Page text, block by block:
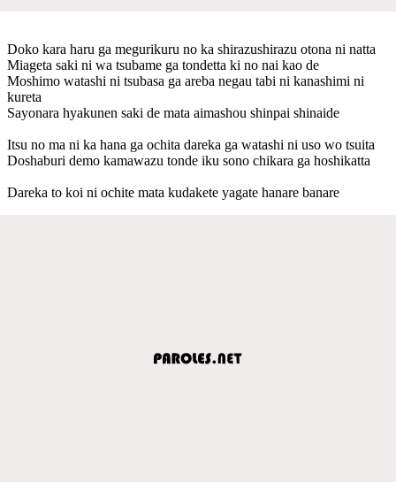
Doko kara haru ga megurikuru no ka shirazushirazu otona ni natta
Miageta saki ni wa tsubame ga tondetta ki no nai kao de
Moshimo watashi ni tsubasa ga areba negau tabi ni kanashimi ni
kureta
Sayonara hyakunen saki de mata aimashou shinpai shinaide
Itsu no ma ni ka hana ga ochita dareka ga watashi ni uso wo tsuita
Doshaburi demo kamawazu tonde iku sono chikara ga hoshikatta
Dareka to koi ni ochite mata kudakete yagate hanare banare